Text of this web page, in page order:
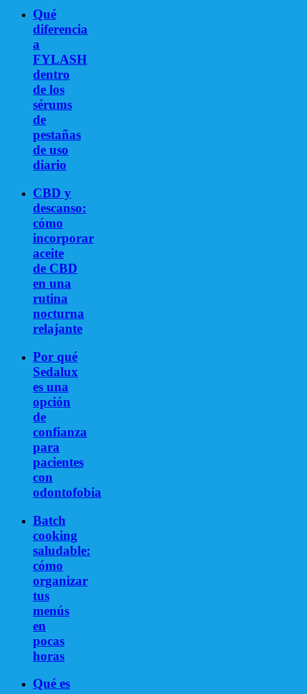
Qué
diferencia
a
FYLASH
dentro
de los
sérums
de
pestañas
de uso
diario
CBD y
descanso:
cómo
incorporar
aceite
de CBD
en una
rutina
nocturna
relajante
Por qué
Sedalux
es una
opción
de
confianza
para
pacientes
con
odontofobia
Batch
cooking
saludable:
cómo
organizar
tus
menús
en
pocas
horas
Qué es